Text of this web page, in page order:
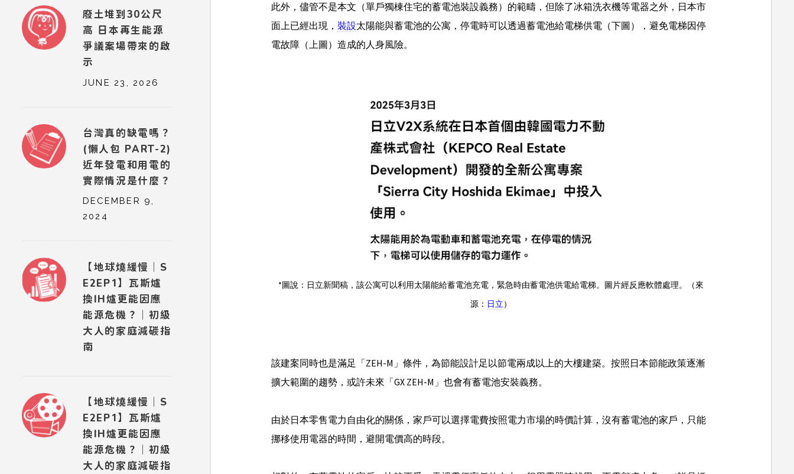
此外，儘管不是本文（單戶獨棟住宅的蓄電池裝設義務）的範疇，但除了冰箱洗衣機等電器之外，日本市
面上已經出現， 裝設太陽能與蓄電池的公寓，停電時可以透過蓄電池給電梯供電（下圖），避免電梯因停
電故障（上圖）造成的人身風險。
*圖說：日立新聞稿，該公寓可以利用太陽能給蓄電池充電，緊急時由蓄電池供電給電梯。圖片經反應軟體處理。（來
源： 日立）
該建案同時也是滿足「ZEH-M」條件，為節能設計足以節電兩成以上的大樓建築。按照日本節能政策逐漸
擴大範圍的趨勢，或許未來「GX ZEH-M」也會有蓄電池安裝義務。
由於日本零售電力自由化的關係，家戶可以選擇電費按照電力市場的時價計算，沒有蓄電池的家戶，只能
挪移使用電器的時間，避開電價高的時段。
廢土堆到30公尺
高 日本再生能源
爭議案場帶來的啟
示
JUNE 23, 2026
台灣真的缺電嗎？
(懶人包 PART-2)
近年發電和用電的
實際情況是什麼？
DECEMBER 9,
2024
【地球燒緩慢｜S
E2EP1】瓦斯爐
換IH爐更能因應
能源危機？｜初級
大人的家庭減碳指
南
【地球燒緩慢｜S
E2EP1】瓦斯爐
換IH爐更能因應
能源危機？｜初級
大人的家庭減碳指